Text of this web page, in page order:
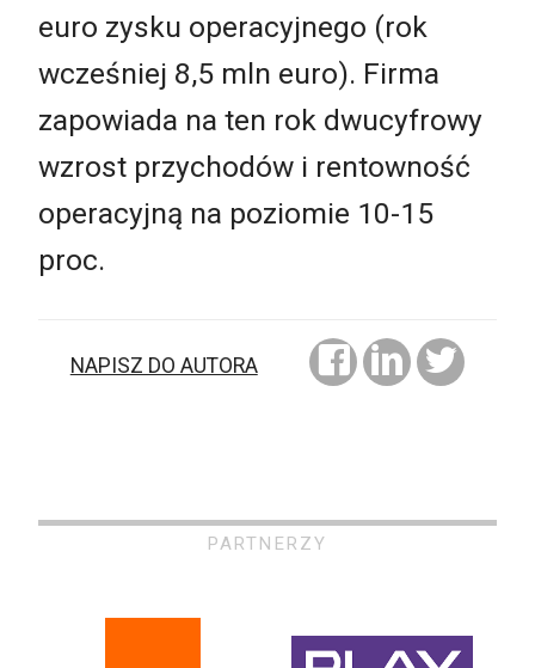
euro zysku operacyjnego (rok
wcześniej 8,5 mln euro). Firma
zapowiada na ten rok dwucyfrowy
wzrost przychodów i rentowność
operacyjną na poziomie 10-15
proc.
NAPISZ DO AUTORA
PARTNERZY